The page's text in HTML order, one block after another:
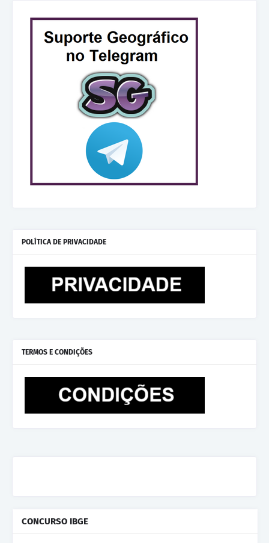
POLÍTICA DE PRIVACIDADE
TERMOS E CONDIÇÕES
CONCURSO IBGE